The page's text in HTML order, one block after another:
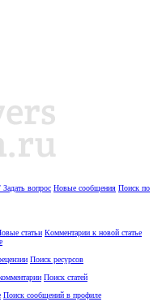
вопрос Новые сообщения Поиск по
статьи Комментарии к новой статье
Поиск ресурсов
Поиск статей
Поиск сообщений в профиле